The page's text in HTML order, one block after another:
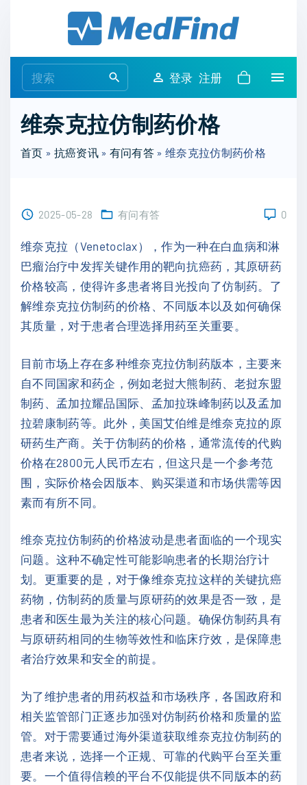
e
c
r
登录 注册
维奈克拉仿制药价格
首页 » 抗癌资讯» 有问有答 »维奈克拉仿制药价格
2025-05-28 有问有答 0
维奈克拉（Venetoclax），作为一种在白血病和淋
巴瘤治疗中发挥关键作用的靶向抗癌药，其原研药
价格较高，使得许多患者将目光投向了仿制药。了
解维奈克拉仿制药的价格、不同版本以及如何确保
其质量，对于患者合理选择用药至关重要。
目前市场上存在多种维奈克拉仿制药版本，主要来
自不同国家和药企，例如老挝大熊制药、老挝东盟
制药、孟加拉耀品国际、孟加拉珠峰制药以及孟加
拉碧康制药等。此外，美国艾伯维是维奈克拉的原
研药生产商。关于仿制药的价格，通常流传的代购
价格在2800元人民币左右，但这只是一个参考范
围，实际价格会因版本、购买渠道和市场供需等因
素而有所不同。
维奈克拉仿制药的价格波动是患者面临的一个现实
问题。这种不确定性可能影响患者的长期治疗计
划。更重要的是，对于像维奈克拉这样的关键抗癌
药物，仿制药的质量与原研药的效果是否一致，是
患者和医生最为关注的核心问题。确保仿制药具有
与原研药相同的生物等效性和临床疗效，是保障患
者治疗效果和安全的前提。
为了维护患者的用药权益和市场秩序，各国政府和
相关监管部门正逐步加强对仿制药价格和质量的监
管。对于需要通过海外渠道获取维奈克拉仿制药的
患者来说，选择一个正规、可靠的代购平台至关重
要。一个值得信赖的平台不仅能提供不同版本的药